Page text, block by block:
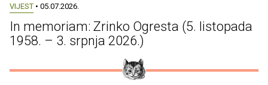
VIJEST • 05.07.2026.
In memoriam: Zrinko Ogresta (5. listopada
1958. – 3. srpnja 2026.)